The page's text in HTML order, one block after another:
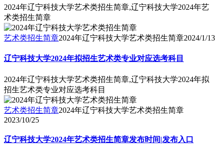
2024年辽宁科技大学艺术类招生简章,辽宁科技大学2024年艺
术类招生简章
艺术类招生简章2024年辽宁科技大学艺术类招生简章2024/1/13
辽宁科技大学2024年拟招生艺术类专业对应选考科目
2024年辽宁科技大学艺术类招生简章,辽宁科技大学2024年拟
招生艺术类专业对应选考科目
艺术类招生简章2024年辽宁科技大学艺术类招生简章
2023/10/25
辽宁科技大学2024年艺术类招生简章发布时间|发布入口